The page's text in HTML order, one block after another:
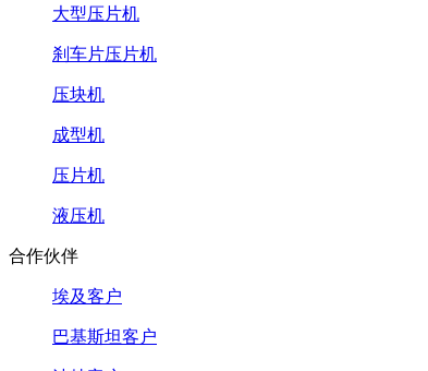
大型压片机
刹车片压片机
压块机
成型机
压片机
液压机
合作伙伴
埃及客户
巴基斯坦客户